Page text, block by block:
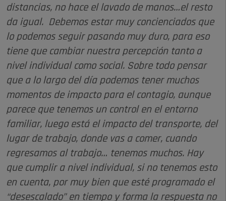
distancias, no hace el lavado de manos…el resto
da igual. Debemos estar muy concienciados que
lo podemos seguir pasando muy duro, para eso
tiene que cambiar nuestra percepción tanto a
nivel individual como social. Sobre todo pensar
que a lo largo del día podemos tener muchos
momentos de impacto para el contagio, aunque
parece que tenemos un control en el entorno
familiar, luego está el impacto del transporte, del
lugar de trabajo, donde vas a comer, cuando
regresamos al trabajo… tenemos muchos. Hay
que cumplir a nivel individual, si no tenemos esto
en cuenta, por muy bien que esté programado el
“desescalado” en tiempo y forma la respuesta no